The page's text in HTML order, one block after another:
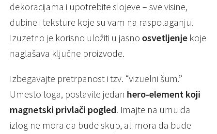
dekoracijama i upotrebite slojeve – sve visine,
dubine i teksture koje su vam na raspolaganju.
Izuzetno je korisno uložiti u jasno osvetljenje koje
naglašava ključne proizvode.
Izbegavajte pretrpanost i tzv. “vizuelni šum.”
Umesto toga, postavite jedan hero-element koji
magnetski privlači pogled. Imajte na umu da
izlog ne mora da bude skup, ali mora da bude